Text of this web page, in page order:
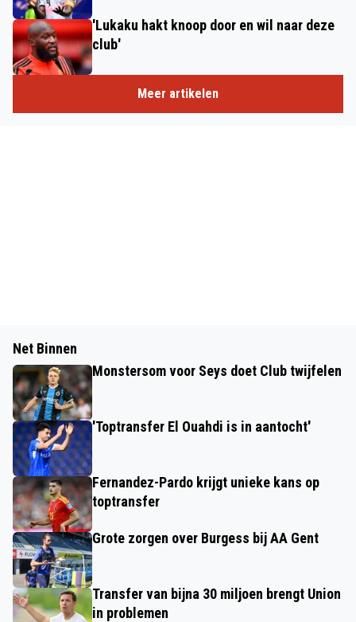
'Lukaku hakt knoop door en wil naar deze
club'
Meer artikelen
Net Binnen
Monstersom voor Seys doet Club twijfelen
'Toptransfer El Ouahdi is in aantocht'
Fernandez-Pardo krijgt unieke kans op
toptransfer
Grote zorgen over Burgess bij AA Gent
Transfer van bijna 30 miljoen brengt Union
in problemen